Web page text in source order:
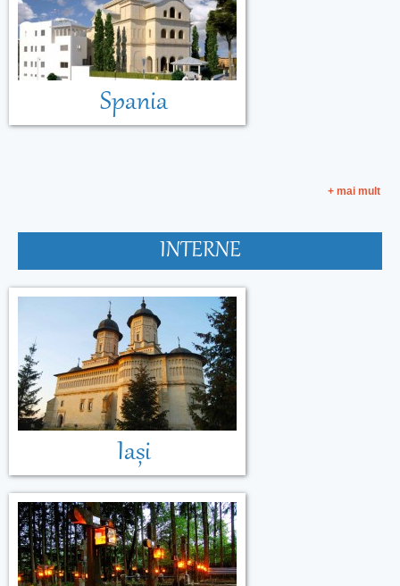
Spania
Malta
Muntenegru
+ mai mult
INTERNE
Iași